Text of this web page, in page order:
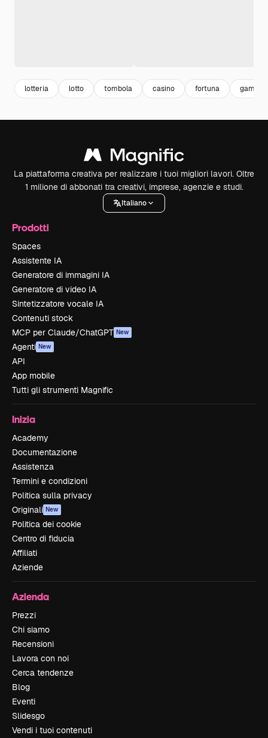
lotteria lotto tombola casino fortuna game
La piattaforma creativa per realizzare i tuoi migliori lavori. Oltre
1 milione di abbonati tra creativi, imprese, agenzie e studi.
Italiano
Prodotti
Spaces
Assistente IA
Generatore di immagini IA
Generatore di video IA
Sintetizzatore vocale IA
Contenuti stock
MCP per Claude/ChatGPT New
Agenti New
API
App mobile
Tutti gli strumenti Magnific
Inizia
Academy
Documentazione
Assistenza
Termini e condizioni
Politica sulla privacy
Originali New
Politica dei cookie
Centro di fiducia
Affiliati
Aziende
Azienda
Prezzi
Chi siamo
Recensioni
Lavora con noi
Cerca tendenze
Blog
Eventi
Slidesgo
Vendi i tuoi contenuti